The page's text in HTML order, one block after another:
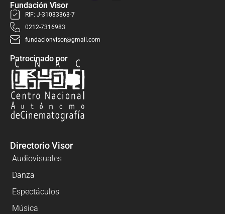
Fundación Visor
RIF: J-31033363-7
0212-7316983
fundacionvisor@gmail.com
Patrocinado por
Directorio Visor
Audiovisuales
Danza
Espectáculos
Música